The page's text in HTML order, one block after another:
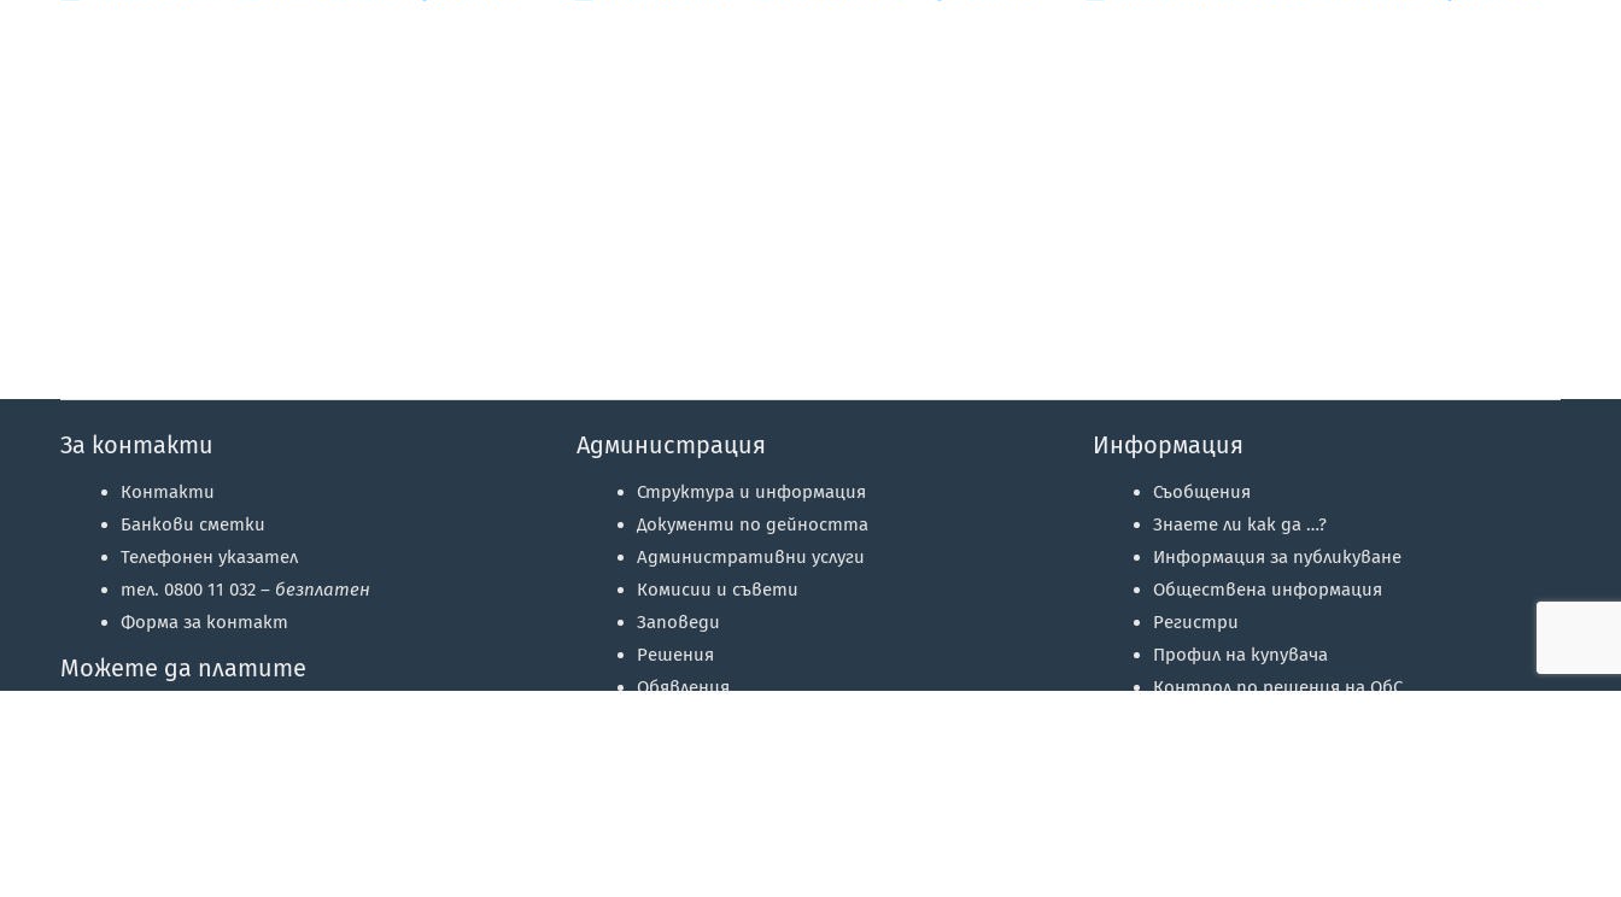
За контакти
Контакти
Банкови сметки
Телефонен указател
тел. 0800 11 032 – безплатен
Форма за контакт
Можете да платите
Администрация
Структура и информация
Документи по дейността
Административни услуги
Комисии и съвети
Заповеди
Решения
Обявления
Информация
Съобщения
Знаете ли как да …?
Информация за публикуване
Обществена информация
Регистри
Профил на купувача
Контрол по решения на ОбС